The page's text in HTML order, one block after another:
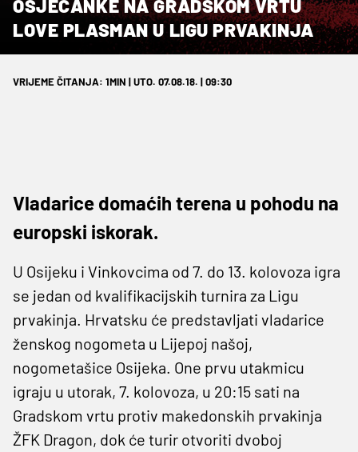
OSJEČANKE NA GRADSKOM VRTU
LOVE PLASMAN U LIGU PRVAKINJA
VRIJEME ČITANJA: 1MIN | UTO. 07.08.18. | 09:30
Vladarice domaćih terena u pohodu na
europski iskorak.
U Osijeku i Vinkovcima od 7. do 13. kolovoza igra
se jedan od kvalifikacijskih turnira za Ligu
prvakinja. Hrvatsku će predstavljati vladarice
ženskog nogometa u Lijepoj našoj,
nogometašice Osijeka. One prvu utakmicu
igraju u utorak, 7. kolovoza, u 20:15 sati na
Gradskom vrtu protiv makedonskih prvakinja
ŽFK Dragon, dok će turir otvoriti dvoboj